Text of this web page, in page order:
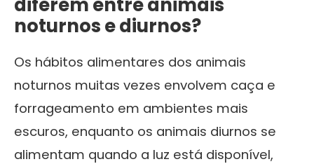
noturnos e diurnos?
Os hábitos alimentares dos animais
noturnos muitas vezes envolvem caça e
forrageamento em ambientes mais
escuros, enquanto os animais diurnos se
alimentam quando a luz está disponível,